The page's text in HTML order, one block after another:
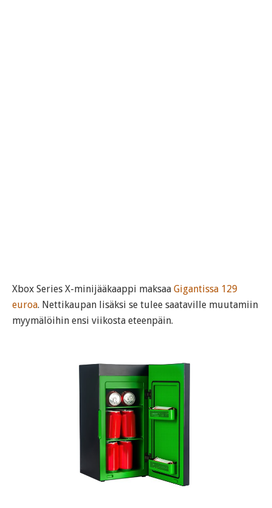
Xbox Series X-minijääkaappi maksaa Gigantissa 129
euroa. Nettikaupan lisäksi se tulee saataville muutamiin
myymälöihin ensi viikosta eteenpäin.